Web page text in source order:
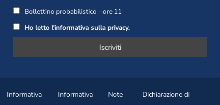
Bollettino probabilistico - ore 11
Ho letto l'informativa sulla privacy.
Informativa
Informativa
Note
Dichiarazione di